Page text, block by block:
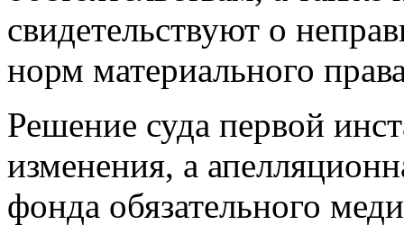
свидетельствуют о
норм материального
Решение суда первой
изменения, а
фонда обязательного